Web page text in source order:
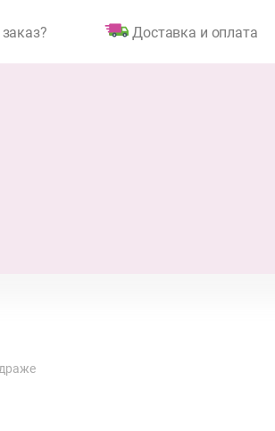
Доставка и оплата